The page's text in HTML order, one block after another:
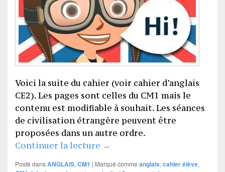
Voici la suite du cahier (voir cahier d’anglais
CE2). Les pages sont celles du CM1 mais le
contenu est modifiable à souhait. Les séances
de civilisation étrangère peuvent être
proposées dans un autre ordre.
Continuer la lecture Cahier d’anglais CM1
→
Posté dansANGLAIS, CM1 | Marqué comme anglais, cahier élève,